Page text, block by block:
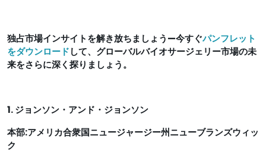
独占市場インサイトを解き放ちましょう—今すぐパンフレット
をダウンロードして、グローバルバイオサージェリー市場の未
来をさらに深く探りましょう。
1. ジョンソン・アンド・ジョンソン
本部:アメリカ合衆国ニュージャージー州ニューブランズウィッ
ク